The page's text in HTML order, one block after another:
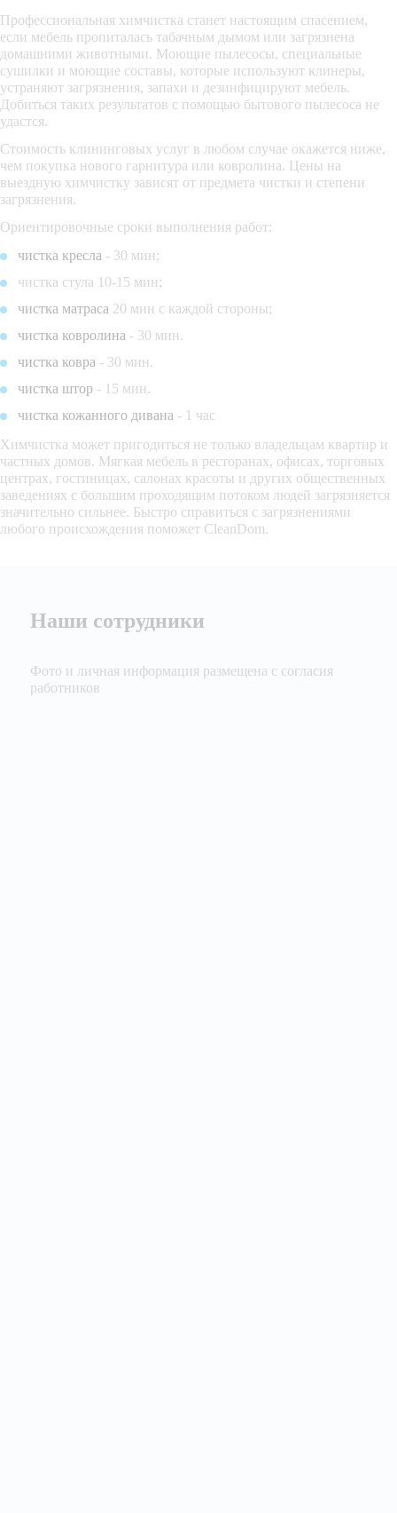
Профессиональная химчистка станет настоящим спасением,
если мебель пропиталась табачным дымом или загрязнена
домашними животными. Моющие пылесосы, специальные
сушилки и моющие составы, которые используют клинеры,
устраняют загрязнения, запахи и дезинфицируют мебель.
Добиться таких результатов с помощью бытового пылесоса не
удастся.
Стоимость клининговых услуг в любом случае окажется ниже,
чем покупка нового гарнитура или ковролина. Цены на
выездную химчистку зависят от предмета чистки и степени
загрязнения.
Ориентировочные сроки выполнения работ:
чистка кресла - 30 мин;
чистка стула 10-15 мин;
чистка матраса 20 мин с каждой стороны;
чистка ковролина - 30 мин.
чистка ковра - 30 мин.
чистка штор - 15 мин.
чистка кожанного дивана - 1 час
Химчистка может пригодиться не только владельцам квартир и
частных домов. Мягкая мебель в ресторанах, офисах, торговых
центрах, гостиницах, салонах красоты и других общественных
заведениях с большим проходящим потоком людей загрязняется
значительно сильнее. Быстро справиться с загрязнениями
любого происхождения поможет CleanDom.
Наши сотрудники
Фото и личная информация размещена с согласия
работников